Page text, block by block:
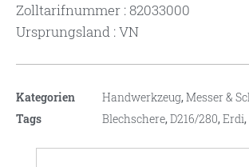
Zolltarifnummer : 82033000
Ursprungsland : VN
Kategorien Handwerkzeug,Messer &
Tags
Blechschere,D216/280,Erdi,